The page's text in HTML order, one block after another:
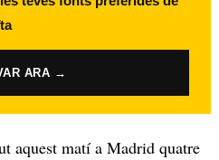
ARA →
aquest matí a Madrid quatre